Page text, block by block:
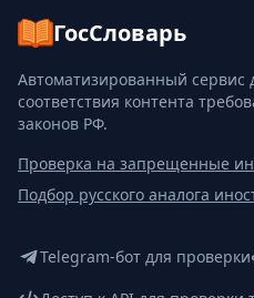
ГосСловарь
Автоматизированный сервис
соответствия контента
законов РФ.
Проверка на запрещенные
Подбор русского аналога
Telegram-бот для проверки